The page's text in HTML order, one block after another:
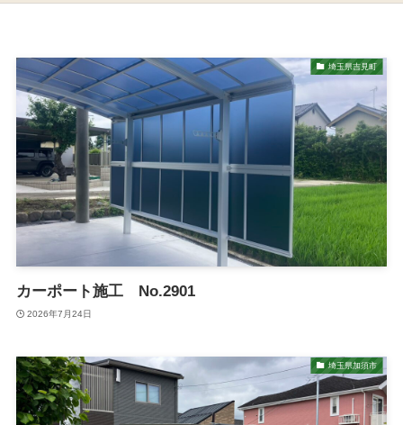
埼玉県吉見町
カーポート施工 No.2901
2026年7月24日
埼玉県加須市